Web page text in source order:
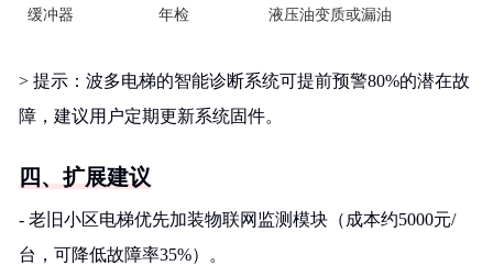
缓冲器 年检 液压油变质或漏油
> 提示：波多电梯的智能诊断系统可提前预警80%的潜在故
障，建议用户定期更新系统固件。
四、扩展建议
- 老旧小区电梯优先加装物联网监测模块（成本约5000元/
台，可降低故障率35%）。